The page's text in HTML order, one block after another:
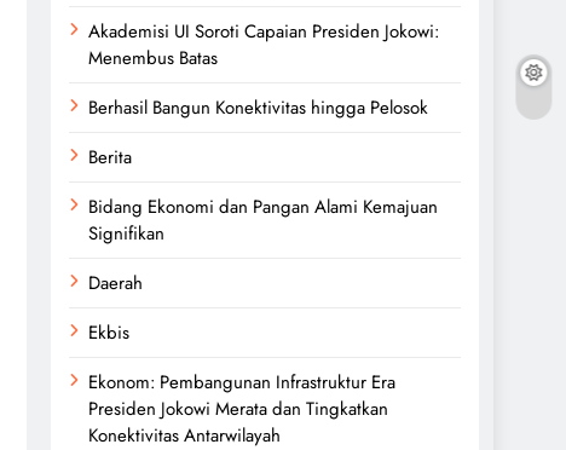
Akademisi UI Soroti Capaian Presiden Jokowi:
Menembus Batas
Berhasil Bangun Konektivitas hingga Pelosok
Berita
Bidang Ekonomi dan Pangan Alami Kemajuan
Signifikan
Daerah
Ekbis
Ekonom: Pembangunan Infrastruktur Era
Presiden Jokowi Merata dan Tingkatkan
Konektivitas Antarwilayah